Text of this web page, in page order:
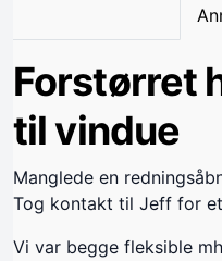
Forstørret
til vindue
Manglede en
Tog kontakt til Jeff for
Vi var begge fleksible